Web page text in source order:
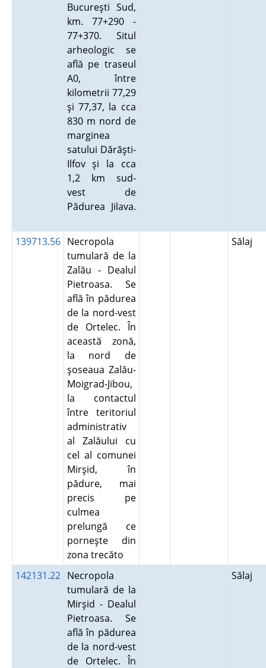
Bucureşti Sud,
km. 77+290 -
77+370. Situl
arheologic se
află pe traseul
A0, între
kilometrii 77,29
şi 77,37, la cca
830 m nord de
marginea
satului Dărăşti-
Ilfov şi la cca
1,2 km sud-
vest de
Pădurea Jilava.
139713.56 Necropola
tumulară de la
Zalău - Dealul
Pietroasa. Se
află în pădurea
de la nord-vest
de Ortelec. În
această zonă,
la nord de
şoseaua Zalău-
Moigrad-Jibou,
la contactul
între teritoriul
administrativ
al Zalăului cu
cel al comunei
Mirşid, în
pădure, mai
precis pe
culmea
prelungă ce
porneşte din
zona trecăto
Sălaj
142131.22 Necropola
tumulară de la
Mirşid - Dealul
Pietroasa. Se
află în pădurea
de la nord-vest
de Ortelec. În
Sălaj